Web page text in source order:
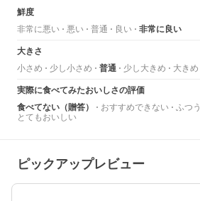
鮮度
非常に悪い
悪い 普通 良い 非常に良い
大きさ
小さめ
少し小さめ 普通 少し大きめ 大きめ
実際に食べてみたおいしさの評価
食べてない（贈答）
おすすめできない ふつう
とてもおいしい
ピックアップレビュー